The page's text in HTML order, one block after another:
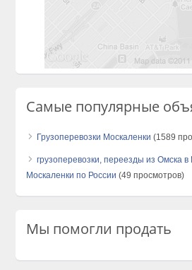
Самые популярные
Грузоперевозки Москаленки (1589
грузоперевозки, переезды из Омска в
Москаленки по России (49 просмотров)
Мы помогли продать